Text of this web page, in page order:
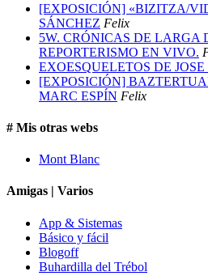
[EXPOSICIÓN] «BIZITZA/
SÁNCHEZ Felix
5W. CRÓNICAS DE LARGA
REPORTERISMO EN VIVO.
EXOESQUELETOS DE JOSE
[EXPOSICIÓN]
MARC ESPÍN Felix
# Mis otras webs
Mont Blanc
Amigas | Varios
App & Sistemas
Básico y fácil
Blogoff
Buhardilla del Trébol